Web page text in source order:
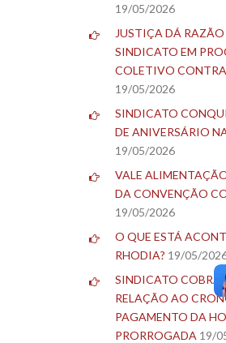
19/05/2026
JUSTIÇA DÁ
SINDICATO EM
COLETIVO
19/05/2026
SINDICATO
DE ANIVERSÁRIO
19/05/2026
VALE
DA CONVENÇÃO
19/05/2026
O QUE ESTÁ
RHODIA? 19/05/
SINDICATO COBRA
RELAÇÃO AO
PAGAMENTO DA
PRORROGADA 19/